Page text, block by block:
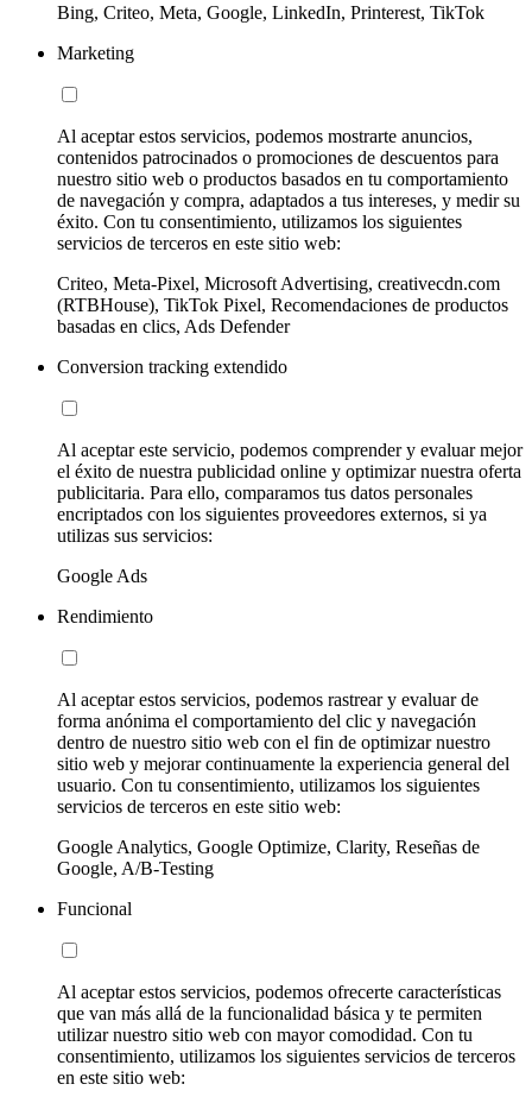
Bing, Criteo, Meta, Google, LinkedIn, Printerest, TikTok
Marketing
Al aceptar estos servicios, podemos mostrarte anuncios,
contenidos patrocinados o promociones de descuentos para
nuestro sitio web o productos basados en tu comportamiento
de navegación y compra, adaptados a tus intereses, y medir su
éxito. Con tu consentimiento, utilizamos los siguientes
servicios de terceros en este sitio web:
Criteo, Meta-Pixel, Microsoft Advertising, creativecdn.com
(RTBHouse), TikTok Pixel, Recomendaciones de productos
basadas en clics, Ads Defender
Conversion tracking extendido
Al aceptar este servicio, podemos comprender y evaluar mejor
el éxito de nuestra publicidad online y optimizar nuestra oferta
publicitaria. Para ello, comparamos tus datos personales
encriptados con los siguientes proveedores externos, si ya
utilizas sus servicios:
Google Ads
Rendimiento
Al aceptar estos servicios, podemos rastrear y evaluar de
forma anónima el comportamiento del clic y navegación
dentro de nuestro sitio web con el fin de optimizar nuestro
sitio web y mejorar continuamente la experiencia general del
usuario. Con tu consentimiento, utilizamos los siguientes
servicios de terceros en este sitio web:
Google Analytics, Google Optimize, Clarity, Reseñas de
Google, A/B-Testing
Funcional
Al aceptar estos servicios, podemos ofrecerte características
que van más allá de la funcionalidad básica y te permiten
utilizar nuestro sitio web con mayor comodidad. Con tu
consentimiento, utilizamos los siguientes servicios de terceros
en este sitio web: